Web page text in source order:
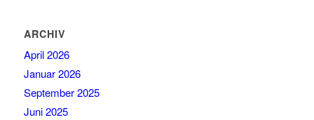
ARCHIV
April 2026
Januar 2026
September 2025
Juni 2025